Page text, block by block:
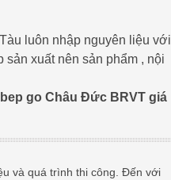
luôn nhập nguyên liệu với
xuất nên sản phẩm , nội
go Châu Đức BRVT giá
và quá trình thi công. Đến với